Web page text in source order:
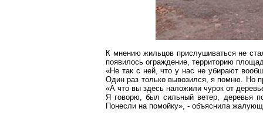
К мнению жильцов прислушиваться не
появилось ограждение, территорию
«Не так с ней, что у нас не убирают
Один раз только вывозился, я помню. Но
«А что вы здесь наложили чурок от
Я говорю, был сильный ветер, деревья
Понесли на помойку», - объяснила